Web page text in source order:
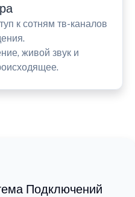
к сотням тв-каналов
живой звук и
Подключений